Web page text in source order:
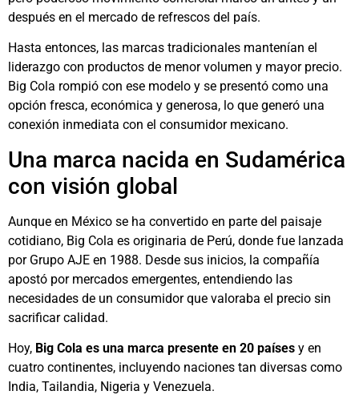
después en el mercado de refrescos del país.
Hasta entonces, las marcas tradicionales mantenían el
liderazgo con productos de menor volumen y mayor precio.
Big Cola rompió con ese modelo y se presentó como una
opción fresca, económica y generosa, lo que generó una
conexión inmediata con el consumidor mexicano.
Una marca nacida en Sudamérica
con visión global
Aunque en México se ha convertido en parte del paisaje
cotidiano, Big Cola es originaria de Perú, donde fue lanzada
por Grupo AJE en 1988. Desde sus inicios, la compañía
apostó por mercados emergentes, entendiendo las
necesidades de un consumidor que valoraba el precio sin
sacrificar calidad.
Hoy, Big Cola es una marca presente en 20 países y en
cuatro continentes, incluyendo naciones tan diversas como
India, Tailandia, Nigeria y Venezuela.